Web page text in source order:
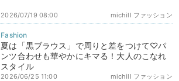
michill ファッション
2026/07/19 08:00
夏は「黒ブラウス」で周りと差をつけて♡パ
ンツ合わせも華やかにキマる！大人のこなれ
スタイル
michill ファッション
2026/06/25 11:00